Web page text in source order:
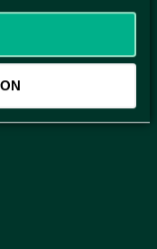
en möjlighet att